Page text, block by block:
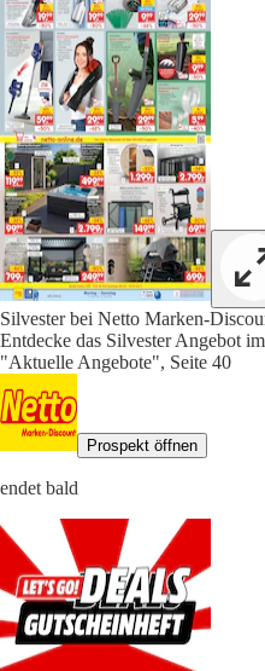
Silvester bei Netto Marken-
Entdecke das Silvester Angebot
"Aktuelle Angebote", Seite 40
Prospekt öffnen
endet bald